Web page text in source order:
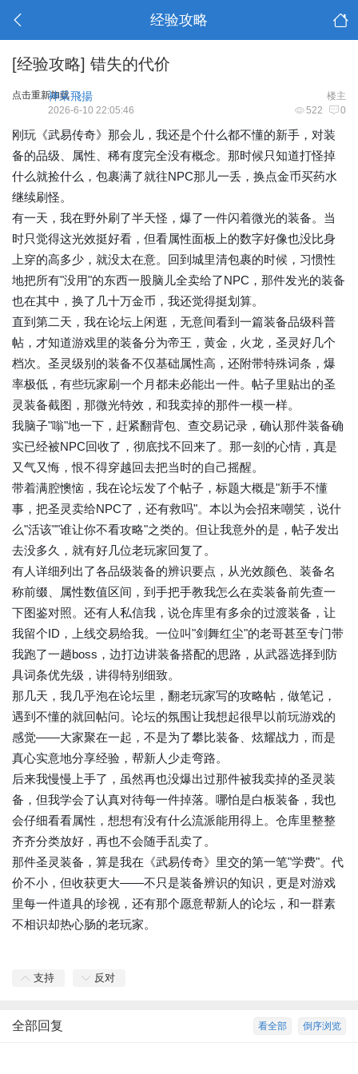
经验攻略
[经验攻略] 错失的代价
点击重新加载 楼主
神采飛揚
522 0
2026-6-10 22:05:46
刚玩《武易传奇》那会儿，我还是个什么都不懂的新手，对装
备的品级、属性、稀有度完全没有概念。那时候只知道打怪掉
什么就捡什么，包裹满了就往NPC那儿一丢，换点金币买药水
继续刷怪。
有一天，我在野外刷了半天怪，爆了一件闪着微光的装备。当
时只觉得这光效挺好看，但看属性面板上的数字好像也没比身
上穿的高多少，就没太在意。回到城里清包裹的时候，习惯性
地把所有"没用"的东西一股脑儿全卖给了NPC，那件发光的装备
也在其中，换了几十万金币，我还觉得挺划算。
直到第二天，我在论坛上闲逛，无意间看到一篇装备品级科普
帖，才知道游戏里的装备分为帝王，黄金，火龙，圣灵好几个
档次。圣灵级别的装备不仅基础属性高，还附带特殊词条，爆
率极低，有些玩家刷一个月都未必能出一件。帖子里贴出的圣
灵装备截图，那微光特效，和我卖掉的那件一模一样。
我脑子"嗡"地一下，赶紧翻背包、查交易记录，确认那件装备确
实已经被NPC回收了，彻底找不回来了。那一刻的心情，真是
又气又悔，恨不得穿越回去把当时的自己摇醒。
带着满腔懊恼，我在论坛发了个帖子，标题大概是"新手不懂
事，把圣灵卖给NPC了，还有救吗"。本以为会招来嘲笑，说什
么"活该""谁让你不看攻略"之类的。但让我意外的是，帖子发出
去没多久，就有好几位老玩家回复了。
有人详细列出了各品级装备的辨识要点，从光效颜色、装备名
称前缀、属性数值区间，到手把手教我怎么在卖装备前先查一
下图鉴对照。还有人私信我，说仓库里有多余的过渡装备，让
我留个ID，上线交易给我。一位叫"剑舞红尘"的老哥甚至专门带
我跑了一趟boss，边打边讲装备搭配的思路，从武器选择到防
具词条优先级，讲得特别细致。
那几天，我几乎泡在论坛里，翻老玩家写的攻略帖，做笔记，
遇到不懂的就回帖问。论坛的氛围让我想起很早以前玩游戏的
感觉——大家聚在一起，不是为了攀比装备、炫耀战力，而是
真心实意地分享经验，帮新人少走弯路。
后来我慢慢上手了，虽然再也没爆出过那件被我卖掉的圣灵装
备，但我学会了认真对待每一件掉落。哪怕是白板装备，我也
会仔细看看属性，想想有没有什么流派能用得上。仓库里整整
齐齐分类放好，再也不会随手乱卖了。
那件圣灵装备，算是我在《武易传奇》里交的第一笔"学费"。代
价不小，但收获更大——不只是装备辨识的知识，更是对游戏
里每一件道具的珍视，还有那个愿意帮新人的论坛，和一群素
不相识却热心肠的老玩家。
支持 反对
倒序浏览
看全部
全部回复